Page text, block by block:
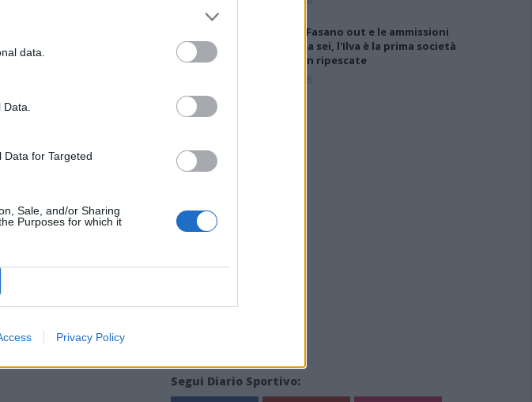
data.
for Targeted
Sale, and/or Sharing
Purposes for which it
Privacy Policy
Anche il Fasano out e le ammissioni
salgono a sei, l'Ilva è la prima società
tra le non ripescate
5 Ago 2026
Segui Diario Sportivo: